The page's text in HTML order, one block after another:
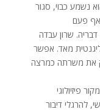
נשמע כבוי, סגור
פעם
שרון עבדה
מאד. אפשר
את משרתה כמרצה
פיזיולוגי
להרגלי דיבור